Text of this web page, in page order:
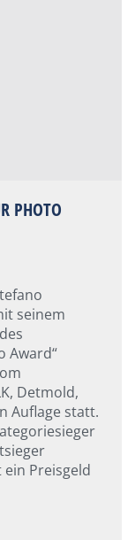
PHOTO
seinem
Award“
Detmold,
Auflage statt.
Preisgeld